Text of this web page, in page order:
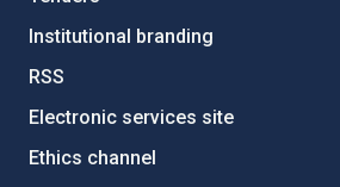
Institutional branding
RSS
Electronic services site
Ethics channel